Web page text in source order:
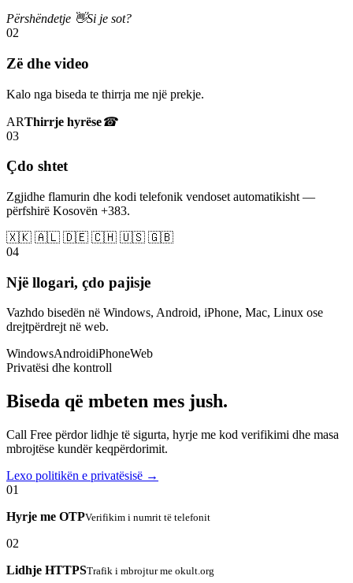
Përshëndetje 👋Si je sot?
02
Zë dhe video
Kalo nga biseda te thirrja me një prekje.
ARThirrje hyrëse☎
03
Çdo shtet
Zgjidhe flamurin dhe kodi telefonik vendoset automatikisht —
përfshirë Kosovën +383.
🇽🇰 🇦🇱 🇩🇪 🇨🇭 🇺🇸 🇬🇧
04
Një llogari, çdo pajisje
Vazhdo bisedën në Windows, Android, iPhone, Mac, Linux ose
drejtpërdrejt në web.
WindowsAndroidiPhoneWeb
Privatësi dhe kontroll
Biseda që mbeten mes jush.
Call Free përdor lidhje të sigurta, hyrje me kod verifikimi dhe masa
mbrojtëse kundër keqpërdorimit.
Lexo politikën e privatësisë →
01
Hyrje me OTPVerifikim i numrit të telefonit
02
Lidhje HTTPSTrafik i mbrojtur me okult.org